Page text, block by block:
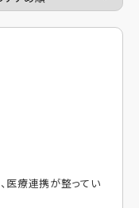
医療連携が整ってい